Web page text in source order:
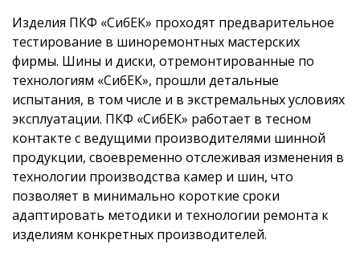
Изделия ПКФ «СибЕК» проходят предварительное
тестирование в шиноремонтных мастерских
фирмы. Шины и диски, отремонтированные по
технологиям «СибЕК», прошли детальные
испытания, в том числе и в экстремальных условиях
эксплуатации. ПКФ «СибЕК» работает в тесном
контакте с ведущими производителями шинной
продукции, своевременно отслеживая изменения в
технологии производства камер и шин, что
позволяет в минимально короткие сроки
адаптировать методики и технологии ремонта к
изделиям конкретных производителей.